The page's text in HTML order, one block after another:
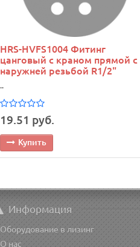
HRS-HVFS1004 Фитинг
цанговый с краном прямой с
наружней резьбой R1/2"
..
19.51 руб.
Купить
Информация
Оборудование в лизинг
О нас